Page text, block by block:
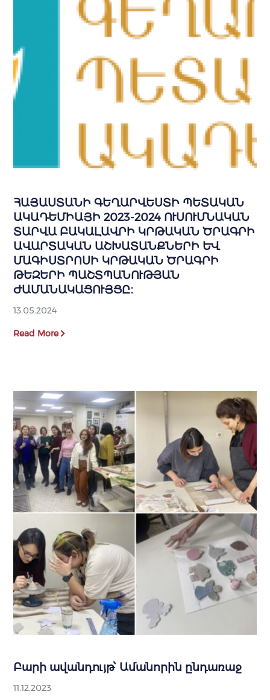
ՀԱՅԱՍՏԱՆԻ ԳԵՂԱՐՎԵՍՏԻ ՊԵՏԱԿԱՆ
ԱԿԱԴԵՄԻԱՅԻ 2023-2024 ՈՒՍՈՒՄՆԱԿԱՆ
ՏԱՐՎԱ ԲԱԿԱԼԱՎՐԻ ԿՐԹԱԿԱՆ ԾՐԱԳՐԻ
ԱՎԱՐՏԱԿԱՆ ԱՇԽԱՏԱՆՔՆԵՐԻ ԵՎ
ՄԱԳԻՍՏՐՈՍԻ ԿՐԹԱԿԱՆ ԾՐԱԳՐԻ
ԹԵԶԵՐԻ ՊԱՇՏՊԱՆՈՒԹՅԱՆ
ԺԱՄԱՆԱԿԱՑՈՒՅՑԸ։
13.05.2024
Read More
Բարի ավանդույթ՝ Ամանորին ընդառաջ
11.12.2023